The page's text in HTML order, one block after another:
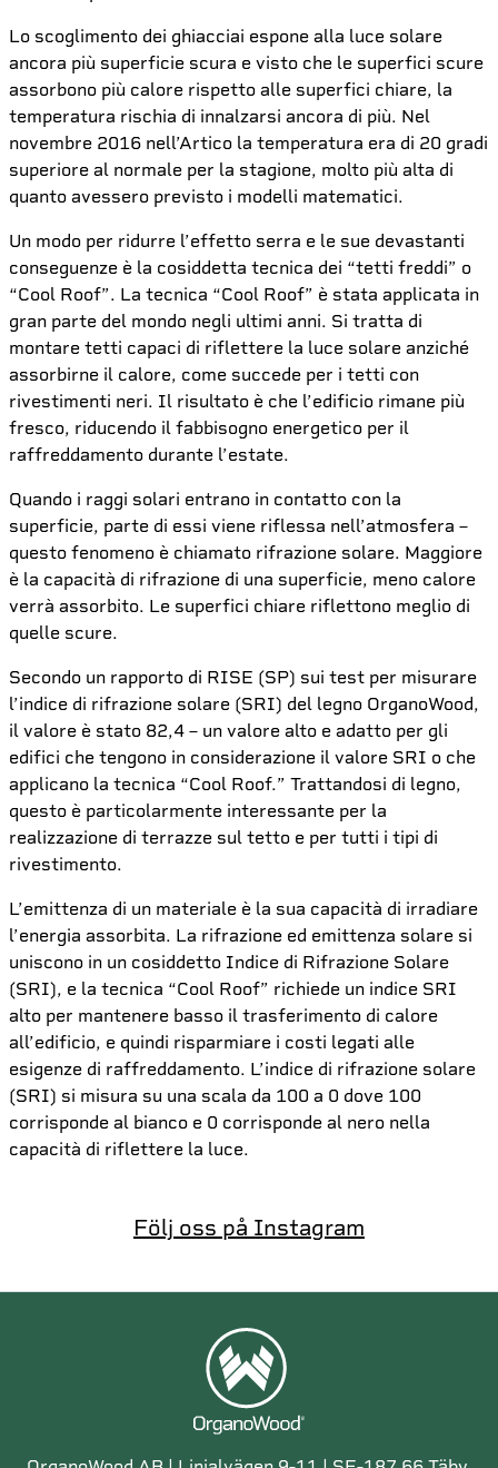
Lo scoglimento dei ghiacciai espone alla luce solare
ancora più superficie scura e visto che le superfici scure
assorbono più calore rispetto alle superfici chiare, la
temperatura rischia di innalzarsi ancora di più. Nel
novembre 2016 nell’Artico la temperatura era di 20 gradi
superiore al normale per la stagione, molto più alta di
quanto avessero previsto i modelli matematici.
Un modo per ridurre l’effetto serra e le sue devastanti
conseguenze è la cosiddetta tecnica dei “tetti freddi” o
“Cool Roof”. La tecnica “Cool Roof” è stata applicata in
gran parte del mondo negli ultimi anni. Si tratta di
montare tetti capaci di riflettere la luce solare anziché
assorbirne il calore, come succede per i tetti con
rivestimenti neri. Il risultato è che l’edificio rimane più
fresco, riducendo il fabbisogno energetico per il
raffreddamento durante l’estate.
Quando i raggi solari entrano in contatto con la
superficie, parte di essi viene riflessa nell’atmosfera –
questo fenomeno è chiamato rifrazione solare. Maggiore
è la capacità di rifrazione di una superficie, meno calore
verrà assorbito. Le superfici chiare riflettono meglio di
quelle scure.
Secondo un rapporto di RISE (SP) sui test per misurare
l’indice di rifrazione solare (SRI) del legno OrganoWood,
il valore è stato 82,4 – un valore alto e adatto per gli
edifici che tengono in considerazione il valore SRI o che
applicano la tecnica “Cool Roof.” Trattandosi di legno,
questo è particolarmente interessante per la
realizzazione di terrazze sul tetto e per tutti i tipi di
rivestimento.
L’emittenza di un materiale è la sua capacità di irradiare
l’energia assorbita. La rifrazione ed emittenza solare si
uniscono in un cosiddetto Indice di Rifrazione Solare
(SRI), e la tecnica “Cool Roof” richiede un indice SRI
alto per mantenere basso il trasferimento di calore
all’edificio, e quindi risparmiare i costi legati alle
esigenze di raffreddamento. L’indice di rifrazione solare
(SRI) si misura su una scala da 100 a 0 dove 100
corrisponde al bianco e 0 corrisponde al nero nella
capacità di riflettere la luce.
Följ oss på Instagram